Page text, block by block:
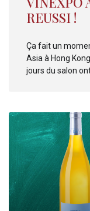
REUSSI !
Ça fait un
Asia à Hong
jours du salon